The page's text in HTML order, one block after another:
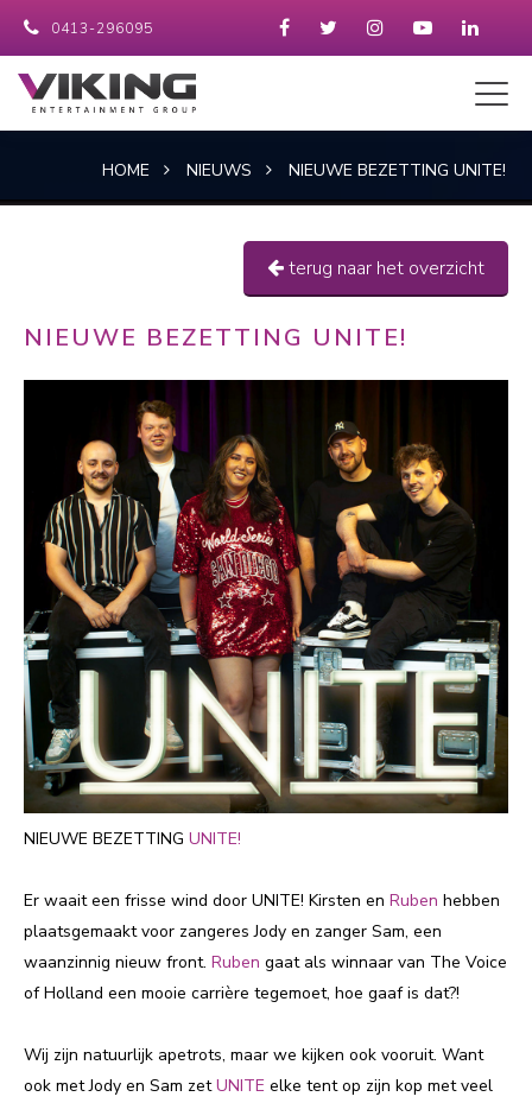
0413-296095
HOME NIEUWS NIEUWE BEZETTING UNITE!
terug naar het overzicht
NIEUWE BEZETTING UNITE!
NIEUWE BEZETTING UNITE!
Er waait een frisse wind door UNITE! Kirsten en Ruben hebben
plaatsgemaakt voor zangeres Jody en zanger Sam, een
waanzinnig nieuw front. Ruben gaat als winnaar van The Voice
of Holland een mooie carrière tegemoet, hoe gaaf is dat?!
Wij zijn natuurlijk apetrots, maar we kijken ook vooruit. Want
ook met Jody en Sam zetUNITE elke tent op zijn kop met veel